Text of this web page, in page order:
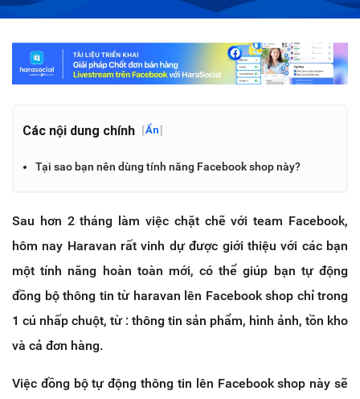
Các nội dung chính [Ẩn]
Tại sao bạn nên dùng tính năng Facebook shop này?
Sau hơn 2 tháng làm việc chặt chẽ với team Facebook,
hôm nay Haravan rất vinh dự được giới thiệu với các bạn
một tính năng hoàn toàn mới, có thể giúp bạn tự động
đồng bộ thông tin từ haravan lên Facebook shop chỉ trong
1 cú nhấp chuột, từ : thông tin sản phẩm, hình ảnh, tồn kho
và cả đơn hàng.
Việc đồng bộ tự động thông tin lên Facebook shop này sẽ